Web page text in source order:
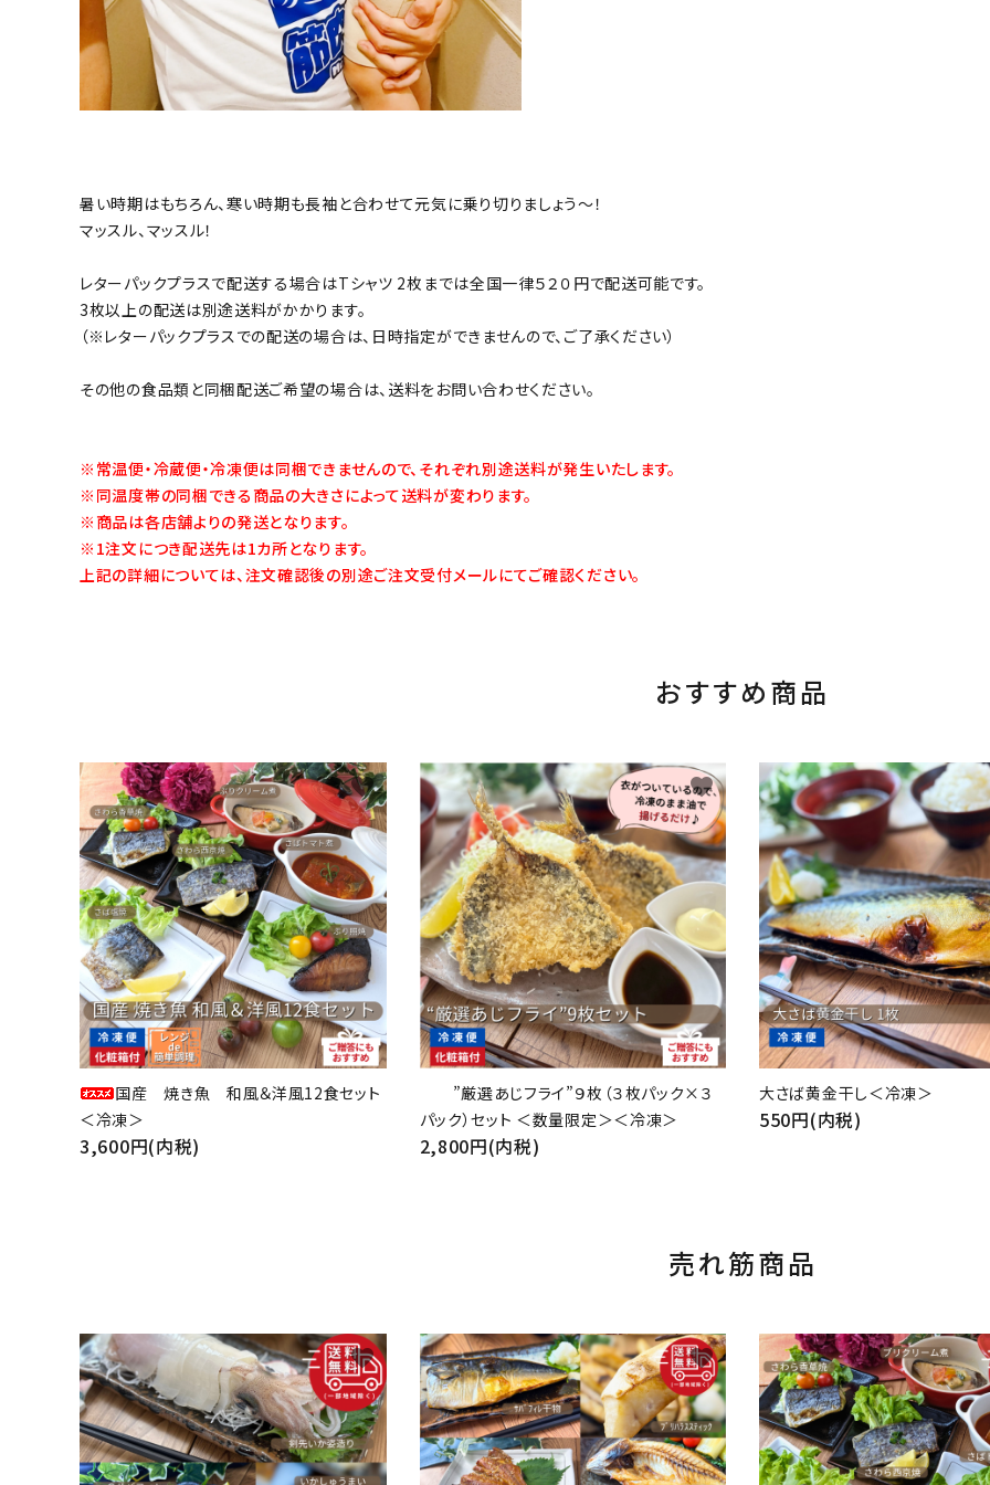
暑い時期はもちろん、寒い時期も長袖と合わせて元気に乗り切りましょう～！
マッスル、マッスル！
レターパックプラスで配送する場合はTシャツ 2枚までは全国一律５２０円で配送可能です。
3枚以上の配送は別途送料がかかります。
（※レターパックプラスでの配送の場合は、日時指定ができませんので、ご了承ください）
その他の食品類と同梱配送ご希望の場合は、送料をお問い合わせください。
※常温便・冷蔵便・冷凍便は同梱できませんので、それぞれ別途送料が発生いたします。
※同温度帯の同梱できる商品の大きさによって送料が変わります。
※商品は各店舗よりの発送となります。
※1注文につき配送先は1カ所となります。
上記の詳細については、注文確認後の別途ご注文受付メールにてご確認ください。
おすすめ商品
国産 焼き魚 和風＆洋風12食セット
＜冷凍＞
3,600円(内税)
favorite
”厳選あじフライ”９枚（３枚パック×３
パック）セット ＜数量限定＞＜冷凍＞
2,800円(内税)
favorite
大さば黄金干し＜冷凍＞
550円(内税)
売れ筋商品
favorite favorite